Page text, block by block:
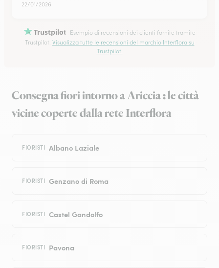
22/01/2026
Trustpilot
Esempio di recensioni dei clienti fornite tramite
Trustpilot. Visualizza tutte le recensioni del marchio Interflora su
Trustpilot.
Consegna fiori intorno a Ariccia : le città
vicine coperte dalla rete Interflora
FIORISTI Albano Laziale
FIORISTI Genzano di Roma
FIORISTI Castel Gandolfo
FIORISTI Pavona